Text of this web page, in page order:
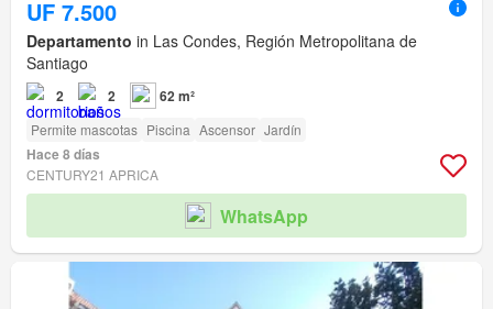
UF 7.500
Departamento in Las Condes, Región Metropolitana de
Santiago
2 2 62 m²
Permite mascotas Piscina Ascensor Jardín
Hace 8 días
CENTURY21 APRICA
WhatsApp